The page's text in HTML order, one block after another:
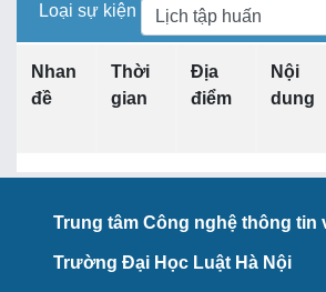
Loại sự kiện
Nhan
đề
Thời
gian
Địa
điểm
Nội
dung
Trung tâm Công nghệ thông tin
Trường Đại Học Luật Hà Nội